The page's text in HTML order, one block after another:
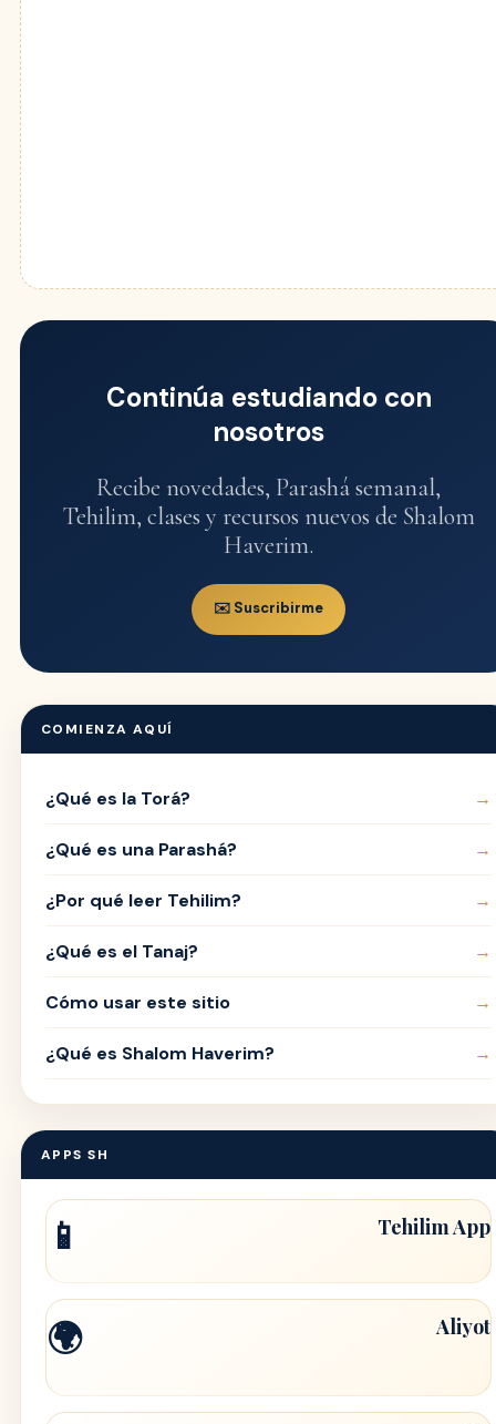
Continúa estudiando con
nosotros
Recibe novedades, Parashá semanal,
Tehilim, clases y recursos nuevos de Shalom
Haverim.
✉️ Suscribirme
COMIENZA AQUÍ
¿Qué es la Torá? →
¿Qué es una Parashá? →
¿Por qué leer Tehilim? →
¿Qué es el Tanaj? →
Cómo usar este sitio →
¿Qué es Shalom Haverim? →
APPS SH
📱 Tehilim App
🌍 Aliyot